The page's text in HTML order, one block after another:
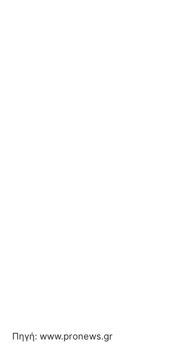
Πηγή: www.pronews.gr